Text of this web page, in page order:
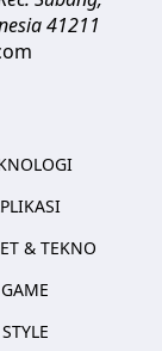
41211
& TEKNO
GAME
STYLE